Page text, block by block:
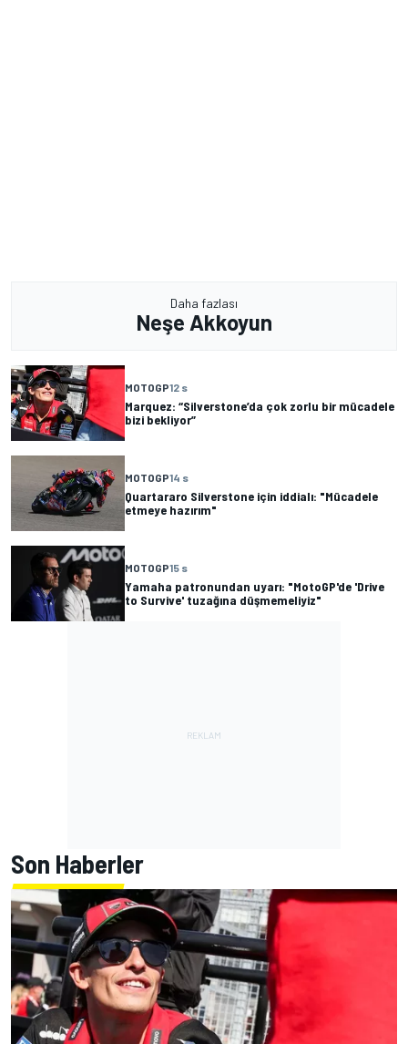
Daha fazlası
Neşe Akkoyun
MOTOGP12 s
Marquez: “Silverstone’da çok zorlu bir mücadele
bizi bekliyor”
MOTOGP14 s
Quartararo Silverstone için iddialı: "Mücadele
etmeye hazırım"
MOTOGP15 s
Yamaha patronundan uyarı: "MotoGP'de 'Drive
to Survive' tuzağına düşmemeliyiz"
Son Haberler